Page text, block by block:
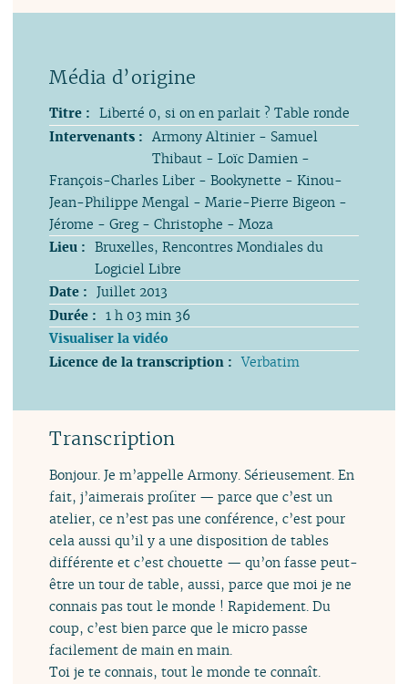
Titre : Liberté 0, si on en parlait ? Table ronde
Intervenants : Armony Altinier - Samuel
Thibaut - Loïc Damien -
François-Charles Liber - Bookynette - Kinou-
Jean-Philippe Mengal - Marie-Pierre Bigeon -
Jérome - Greg - Christophe - Moza
Lieu : Bruxelles, Rencontres Mondiales du
Logiciel Libre
Date : Juillet 2013
Durée : 1 h 03 min 36
Visualiser la vidéo
Licence de la transcription : Verbatim
Transcription
Bonjour. Je m’appelle Armony. Sérieusement. En
fait, j’aimerais profiter — parce que c’est un
atelier, ce n’est pas une conférence, c’est pour
cela aussi qu’il y a une disposition de tables
différente et c’est chouette — qu’on fasse peut-
être un tour de table, aussi, parce que moi je ne
connais pas tout le monde ! Rapidement. Du
coup, c’est bien parce que le micro passe
facilement de main en main.
Toi je te connais, tout le monde te connaît.